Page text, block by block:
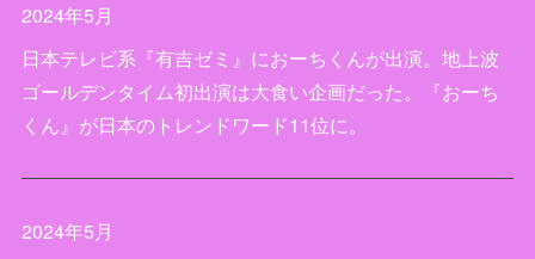
2024年5月
日本テレビ系『有吉ゼミ』におーちくんが出演。地上波
ゴールデンタイム初出演は大食い企画だった。『おーち
くん』が日本のトレンドワード11位に。
2024年5月